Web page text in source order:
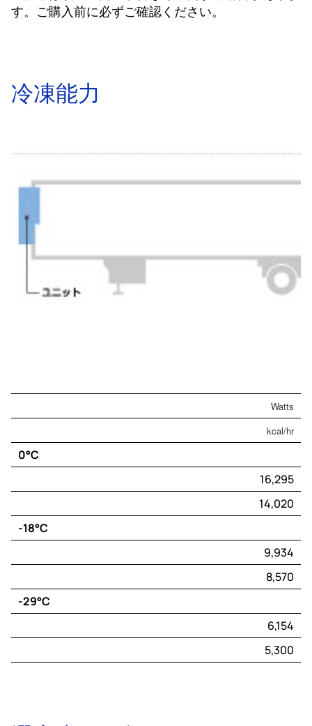
す。ご購入前に必ずご確認ください。
冷凍能力
​Watts
kcal/hr
0°C
16,295
14,020
-18°C
9,934
8,570
-29°C
6,154
5,300